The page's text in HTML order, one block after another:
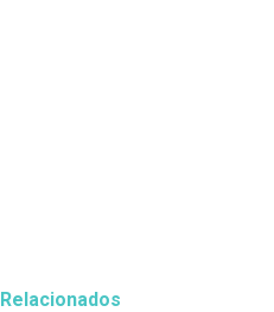
Relacionados